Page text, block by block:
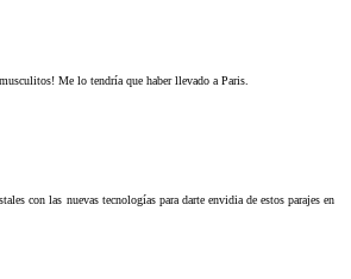
Me lo tendría que haber llevado a Paris.
con las nuevas tecnologías para darte envidia de estos parajes en